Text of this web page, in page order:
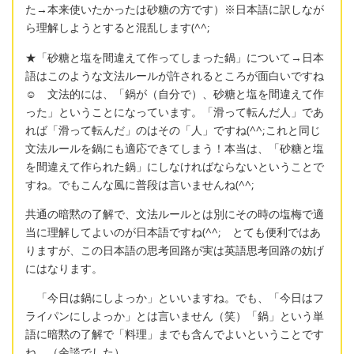
た→本来使いたかったは砂糖の方です）※日本語に訳しなが
ら理解しようとすると混乱します(^^;
★「砂糖と塩を間違えて作ってしまった鍋」について→日本
語はこのような文法ルールが許されるところが面白いですね
☺ 文法的には、「鍋が（自分で）、砂糖と塩を間違えて作
った」ということになっています。「滑って転んだ人」であ
れば「滑って転んだ」のはその「人」ですね(^^;これと同じ
文法ルールを鍋にも適応できてしまう！本当は、「砂糖と塩
を間違えて作られた鍋」にしなければならないということで
すね。でもこんな風に普段は言いませんね(^^;
共通の暗黙の了解で、文法ルールとは別にその時の塩梅で適
当に理解してよいのが日本語ですね(^^; とても便利ではあ
りますが、この日本語の思考回路が実は英語思考回路の妨げ
にはなります。
「今日は鍋にしよっか」といいますね。でも、「今日はフ
ライパンにしよっか」とは言いません（笑）「鍋」という単
語に暗黙の了解で「料理」までも含んでよいということです